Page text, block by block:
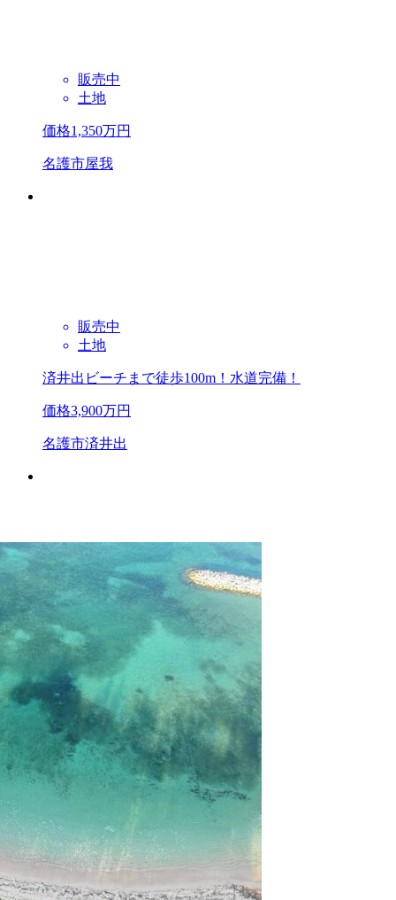
販売中
土地
価格1,350万円
名護市屋我
販売中
土地
済井出ビーチまで徒歩100m！水道完備！
価格3,900万円
名護市済井出